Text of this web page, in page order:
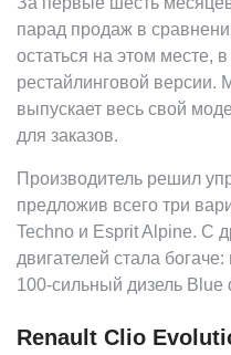
парад продаж в
остаться на этом месте,
рестайлинговой версии.
выпускает весь свой
для заказов.
Производитель решил
предложив всего три
Techno и Esprit Alpine. С
двигателей стала
100-сильный дизель Blue
Renault Clio